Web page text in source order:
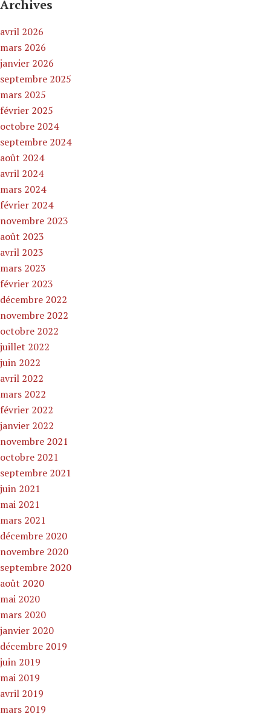
Archives
avril 2026
mars 2026
janvier 2026
septembre 2025
mars 2025
février 2025
octobre 2024
septembre 2024
août 2024
avril 2024
mars 2024
février 2024
novembre 2023
août 2023
avril 2023
mars 2023
février 2023
décembre 2022
novembre 2022
octobre 2022
juillet 2022
juin 2022
avril 2022
mars 2022
février 2022
janvier 2022
novembre 2021
octobre 2021
septembre 2021
juin 2021
mai 2021
mars 2021
décembre 2020
novembre 2020
septembre 2020
août 2020
mai 2020
mars 2020
janvier 2020
décembre 2019
juin 2019
mai 2019
avril 2019
mars 2019